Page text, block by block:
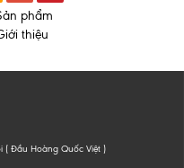
phẩm
thiệu
( Đầu Hoàng Quốc Việt )